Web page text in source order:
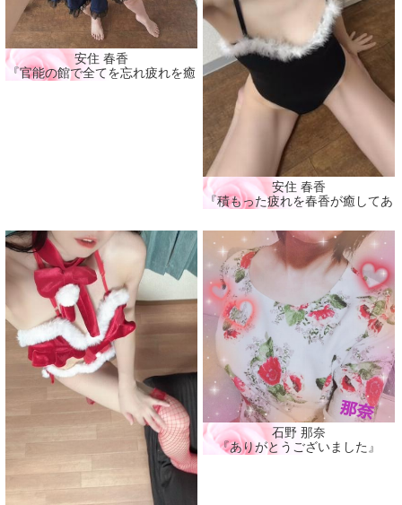
安住 春香
『官能の館で全てを忘れ疲れを癒そう🩷』
安住 春香
『積もった疲れを春香が癒してあ
石野 那奈
『ありがとうございました』